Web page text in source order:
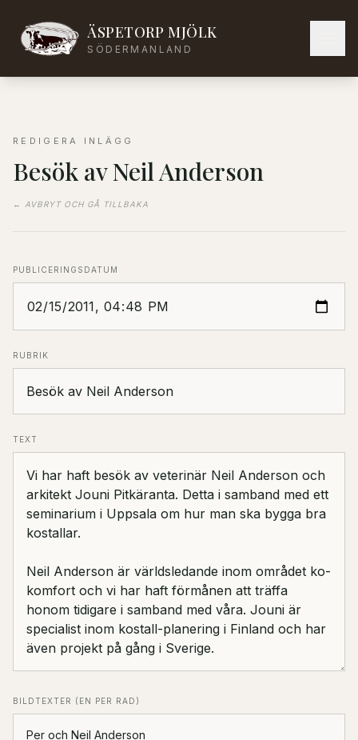
ÄSPETORP MJÖLK
SÖDERMANLAND
REDIGERA INLÄGG
Besök av Neil Anderson
← AVBRYT OCH GÅ TILLBAKA
PUBLICERINGSDATUM
RUBRIK
TEXT
BILDTEXTER (EN PER RAD)